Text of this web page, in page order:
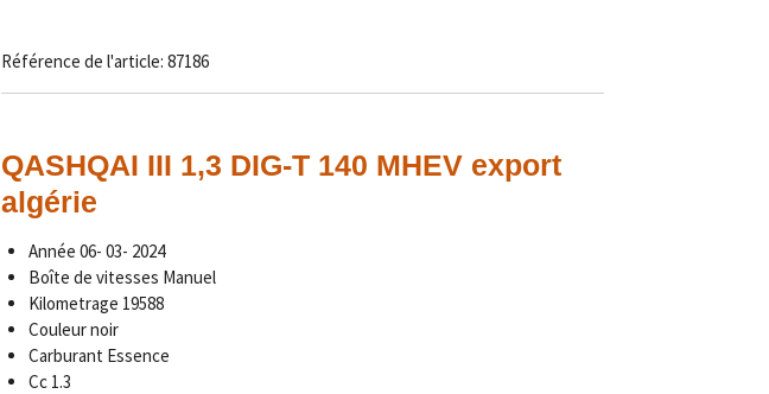
Référence de l'article: 87186
QASHQAI III 1,3 DIG-T 140 MHEV export
algérie
Année 06- 03- 2024
Boîte de vitesses Manuel
Kilometrage 19588
Couleur noir
Carburant Essence
Cc 1.3